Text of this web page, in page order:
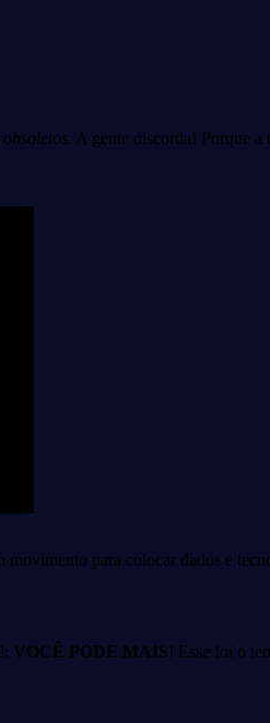
. A gente discorda! Porque
para colocar dados e
VOCÊ PODE MAIS! Esse foi o